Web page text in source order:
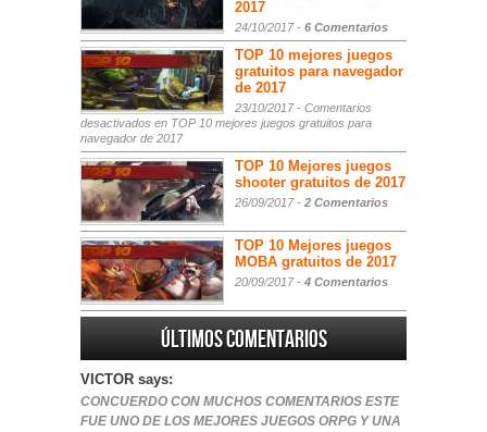
2017
24/10/2017 - 6 Comentarios
TOP 10 mejores juegos
gratuitos para navegador
de 2017
23/10/2017 - Comentarios
desactivados en TOP 10 mejores juegos gratuitos para
navegador de 2017
TOP 10 Mejores juegos
shooter gratuitos de 2017
26/09/2017 - 2 Comentarios
TOP 10 Mejores juegos
MOBA gratuitos de 2017
20/09/2017 - 4 Comentarios
Últimos comentarios
VICTOR says:
CONCUERDO CON MUCHOS COMENTARIOS ESTE
FUE UNO DE LOS MEJORES JUEGOS ORPG Y UNA